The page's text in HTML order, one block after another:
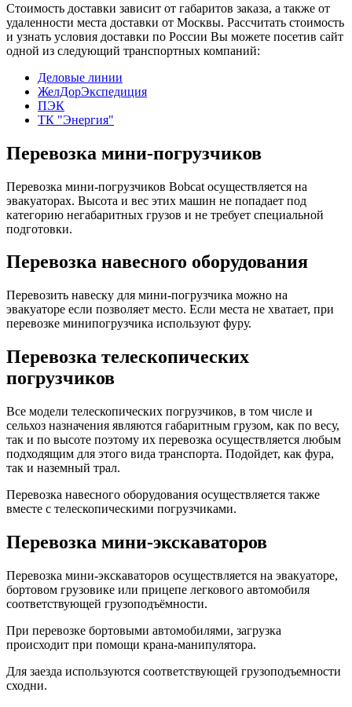
Стоимость доставки зависит от габаритов заказа, а также от
удаленности места доставки от Москвы. Рассчитать стоимость
и узнать условия доставки по России Вы можете посетив сайт
одной из следующий транспортных компаний:
Деловые линии
ЖелДорЭкспедиция
ПЭК
ТК "Энергия"
Перевозка мини-погрузчиков
Перевозка мини-погрузчиков Bobcat осуществляется на
эвакуаторах. Высота и вес этих машин не попадает под
категорию негабаритных грузов и не требует специальной
подготовки.
Перевозка навесного оборудования
Перевозить навеску для мини-погрузчика можно на
эвакуаторе если позволяет место. Если места не хватает, при
перевозке минипогрузчика используют фуру.
Перевозка телескопических
погрузчиков
Все модели телескопических погрузчиков, в том числе и
сельхоз назначения являются габаритным грузом, как по весу,
так и по высоте поэтому их перевозка осуществляется любым
подходящим для этого вида транспорта. Подойдет, как фура,
так и наземный трал.
Перевозка навесного оборудования осуществляется также
вместе с телескопическими погрузчиками.
Перевозка мини-экскаваторов
Перевозка мини-экскаваторов осуществляется на эвакуаторе,
бортовом грузовике или прицепе легкового автомобиля
соответствующей грузоподъёмности.
При перевозке бортовыми автомобилями, загрузка
происходит при помощи крана-манипулятора.
Для заезда используются соответствующей грузоподъемности
сходни.